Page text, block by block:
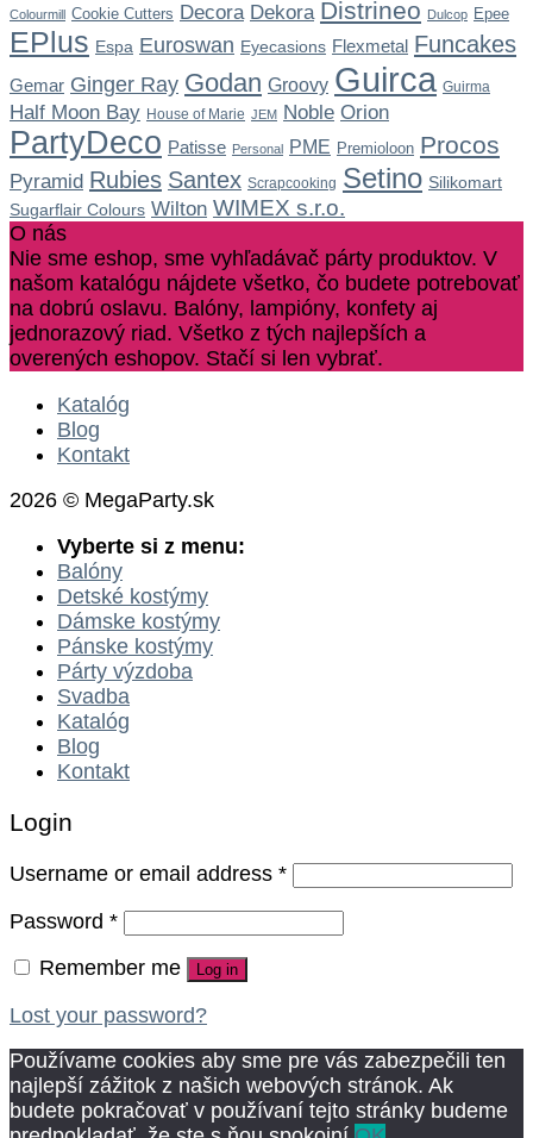
Colourmill Cookie Cutters Decora Dekora Distrineo Dulcop Epee
EPlus Espa Euroswan Eyecasions Flexmetal Funcakes
Gemar Ginger Ray Godan Groovy Guirca Guirma
Half Moon Bay House of Marie JEM Noble Orion
PartyDeco Patisse Personal PME Premioloon Procos
Pyramid Rubies Santex Scrapcooking Setino Silikomart
Sugarflair Colours Wilton WIMEX s.r.o.
O nás
Nie sme eshop, sme vyhľadávač párty produktov. V
našom katalógu nájdete všetko, čo budete potrebovať
na dobrú oslavu. Balóny, lampióny, konfety aj
jednorazový riad. Všetko z tých najlepších a
overených eshopov. Stačí si len vybrať.
Katalóg
Blog
Kontakt
2026 © MegaParty.sk
Vyberte si z menu:
Balóny
Detské kostýmy
Dámske kostýmy
Pánske kostýmy
Párty výzdoba
Svadba
Katalóg
Blog
Kontakt
Login
Username or email address *
Password *
Remember me
Log in
Lost your password?
Používame cookies aby sme pre vás zabezpečili ten
najlepší zážitok z našich webových stránok. Ak
budete pokračovať v používaní tejto stránky budeme